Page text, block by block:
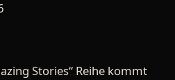
Stories“ Reihe kommt